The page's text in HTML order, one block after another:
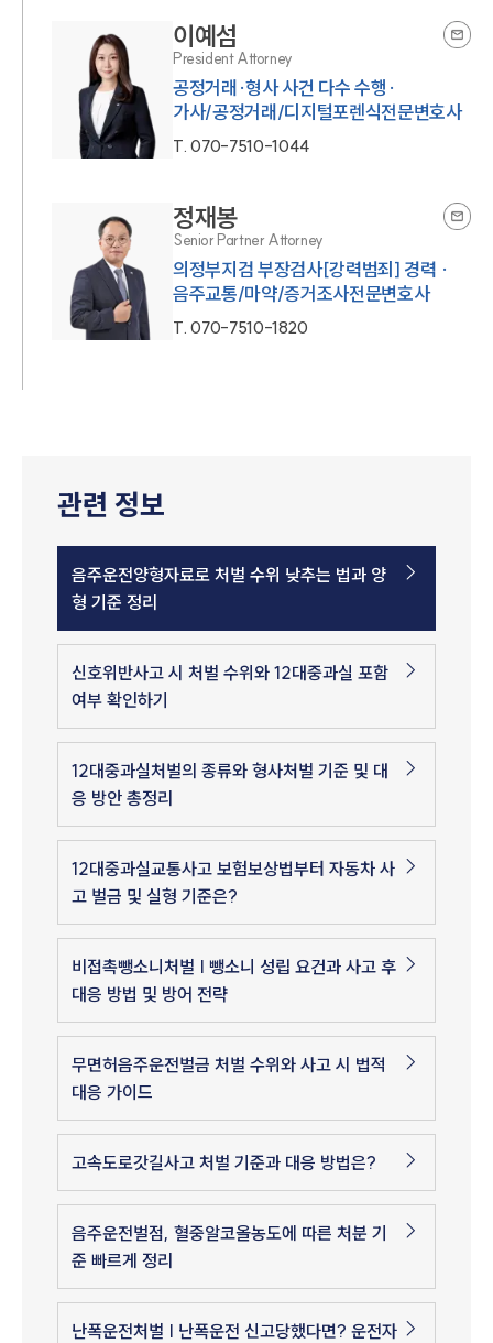
이예섬
President Attorney
공정거래·형사 사건 다수 수행·
가사/공정거래/디지털포렌식전문변호사
T.070-7510-1044
정재봉
Senior Partner Attorney
의정부지검 부장검사[강력범죄] 경력 ·
음주교통/마약/증거조사전문변호사
T.070-7510-1820
관련 정보
음주운전양형자료로 처벌 수위 낮추는 법과 양
형 기준 정리
신호위반사고 시 처벌 수위와 12대중과실 포함
여부 확인하기
12대중과실처벌의 종류와 형사처벌 기준 및 대
응 방안 총정리
12대중과실교통사고 보험보상법부터 자동차 사
고 벌금 및 실형 기준은?
비접촉뺑소니처벌 | 뺑소니 성립 요건과 사고 후
대응 방법 및 방어 전략
무면허음주운전벌금 처벌 수위와 사고 시 법적
대응 가이드
고속도로갓길사고 처벌 기준과 대응 방법은?
음주운전벌점, 혈중알코올농도에 따른 처분 기
준 빠르게 정리
난폭운전처벌 | 난폭운전 신고당했다면? 운전자